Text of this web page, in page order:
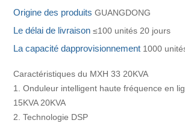
Origine des produitsGUANGDONG
Le délai de livraison≤100 unités 20 jours
La capacité dapprovisionnement 1000
Caractéristiques du MXH 33 20KVA
1. Onduleur intelligent haute fréquence en
15KVA 20KVA
2. Technologie DSP